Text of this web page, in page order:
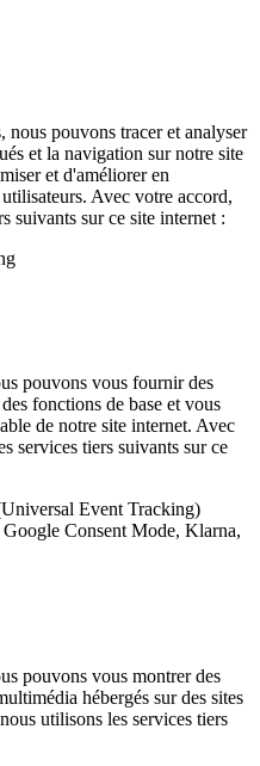
nous pouvons tracer et analyser
et la navigation sur notre site
et d'améliorer en
Avec votre accord,
suivants sur ce site internet :
pouvons vous fournir des
fonctions de base et vous
de notre site internet. Avec
services tiers suivants sur ce
Event Tracking)
Consent Mode, Klarna,
pouvons vous montrer des
hébergés sur des sites
utilisons les services tiers